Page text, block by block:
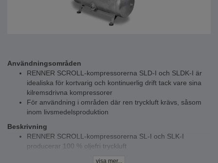
Användningsområden
RENNER SCROLL-kompressorerna SLD-I och SLDK-I är
idealiska för kortvarig och kontinuerlig drift tack vare sina
kilremsdrivna kompressorer
För användning i områden där ren tryckluft krävs, såsom
inom livsmedelsproduktion
Beskrivning
RENNER SCROLL-kompressorerna SL-I och SLK-I
producerar 100 % oljefri tryckluft
visa mer...